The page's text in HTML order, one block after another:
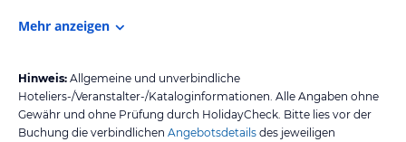
Mehr anzeigen
Hinweis: Allgemeine und unverbindliche
Hoteliers-/Veranstalter-/Kataloginformationen. Alle Angaben ohne
Gewähr und ohne Prüfung durch HolidayCheck. Bitte lies vor der
Buchung die verbindlichen Angebotsdetails des jeweiligen